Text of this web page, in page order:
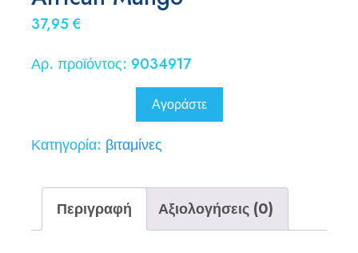
37,95 €
Αρ. προϊόντος: 9034917
Αγοράστε
Κατηγορία: βιταμίνες
Περιγραφή Αξιολογήσεις (0)